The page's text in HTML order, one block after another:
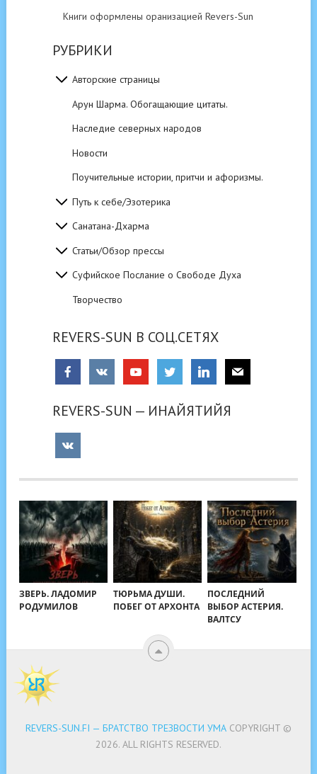
Книги оформлены оранизацией Revers-Sun
РУБРИКИ
Авторские страницы
Арун Шарма. Обогащающие цитаты.
Наследие северных народов
Новости
Поучительные истории, притчи и афоризмы.
Путь к себе/Эзотерика
Санатана-Дхарма
Статьи/Обзор прессы
Суфийское Послание о Свободе Духа
Творчество
REVERS-SUN В СОЦ.СЕТЯХ
REVERS-SUN — ИНАЙЯТИЙЯ
ЗВЕРЬ. ЛАДОМИР
РОДУМИЛОВ
ТЮРЬМА ДУШИ.
ПОБЕГ ОТ АРХОНТА
ПОСЛЕДНИЙ
ВЫБОР АСТЕРИЯ.
ВАЛТСУ
REVERS-SUN.FI — БРАТСТВО ТРЕЗВОСТИ УМАCOPYRIGHT ©
2026. ALL RIGHTS RESERVED.